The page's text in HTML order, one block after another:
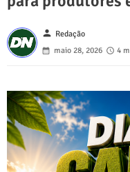
person Redação
maio 28, 2026
4